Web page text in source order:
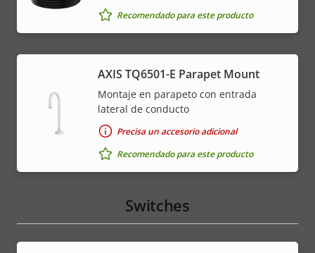
Recomendado para este producto
AXIS TQ6501-E Parapet Mount
Montaje en parapeto con entrada
lateral de conducto
Precisa un accesorio adicional
Recomendado para este producto
Switches